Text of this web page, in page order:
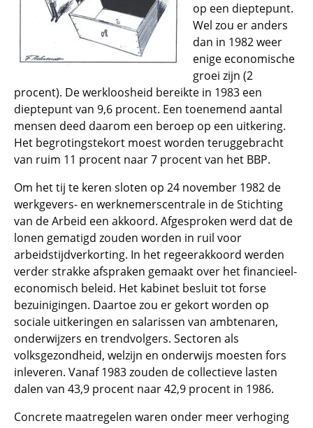
op een dieptepunt.
Wel zou er anders
dan in 1982 weer
enige economische
groei zijn (2
procent). De werkloosheid bereikte in 1983 een
dieptepunt van 9,6 procent. Een toenemend aantal
mensen deed daarom een beroep op een uitkering.
Het begrotingstekort moest worden teruggebracht
van ruim 11 procent naar 7 procent van het BBP.
Om het tij te keren sloten op 24 november 1982 de
werkgevers- en werknemerscentrale in de Stichting
van de Arbeid een akkoord. Afgesproken werd dat de
lonen gematigd zouden worden in ruil voor
arbeidstijdverkorting. In het regeerakkoord werden
verder strakke afspraken gemaakt over het financieel-
economisch beleid. Het kabinet besluit tot forse
bezuinigingen. Daartoe zou er gekort worden op
sociale uitkeringen en salarissen van ambtenaren,
onderwijzers en trendvolgers. Sectoren als
volksgezondheid, welzijn en onderwijs moesten fors
inleveren. Vanaf 1983 zouden de collectieve lasten
dalen van 43,9 procent naar 42,9 procent in 1986.
Concrete maatregelen waren onder meer verhoging